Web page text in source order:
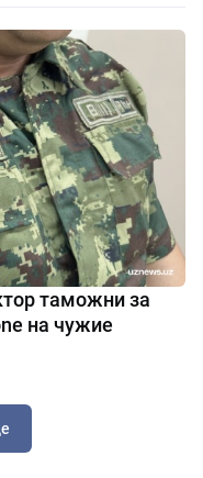
таможни за
на чужие